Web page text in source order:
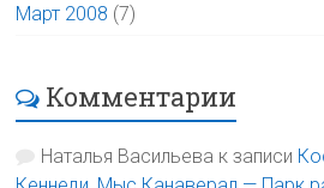
Март 2008 (7)
Комментарии
Наталья Васильева к записи